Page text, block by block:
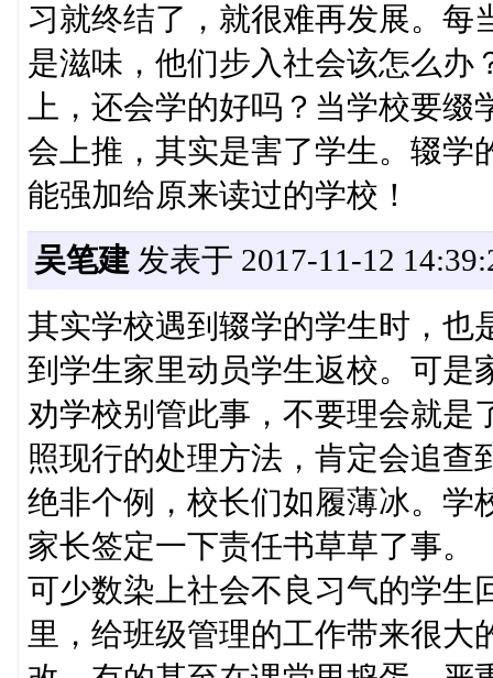
习就终结了，就很难再发展。每
是滋味，他们步入社会该怎么办
上，还会学的好吗？当学校要
会上推，其实是害了学生。辍学
能强加给原来读过的学校！
吴笔建发表于 2017-11-12
其实学校遇到辍学的学生时，也
到学生家里动员学生返校。可是
劝学校别管此事，不要理会就是
照现行的处理方法，肯定会追查
绝非个例，校长们如履薄冰。学
家长签定一下责任书草草了事。
可少数染上社会不良习气的学生
里，给班级管理的工作带来很大